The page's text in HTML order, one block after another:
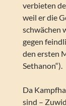
verbieten
weil er die
schwächen
gegen
den ersten
Sethanon“).
Da
sind –